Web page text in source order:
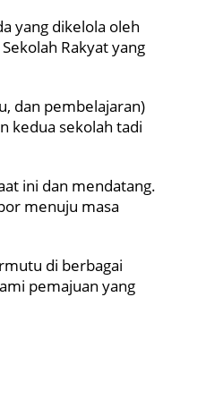
yang dikelola oleh
Rakyat yang
dan pembelajaran)
kedua sekolah tadi
ini dan mendatang.
menuju masa
di berbagai
pemajuan yang